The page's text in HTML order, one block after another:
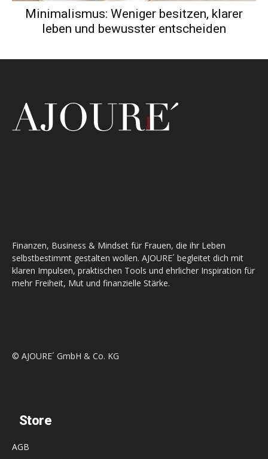
Minimalismus: Weniger besitzen, klarer
leben und bewusster entscheiden
Finanzen, Business & Mindset für Frauen, die ihr Leben
selbstbestimmt gestalten wollen. AJOURE´ begleitet dich mit
klaren Impulsen, praktischen Tools und ehrlicher Inspiration für
mehr Freiheit, Mut und finanzielle Stärke.
© AJOURE´ GmbH & Co. KG
Store
AGB